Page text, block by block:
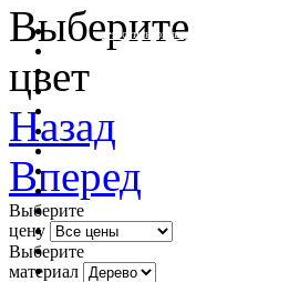
очистить фильтр цвета
Выберите
цвет
Назад
Вперед
Выберите
цену
Выберите
материал